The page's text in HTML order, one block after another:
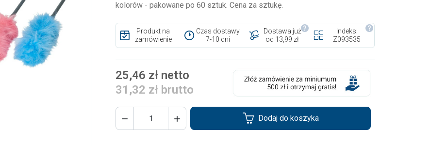
kolorów - pakowane po 60 sztuk. Cena za sztukę.
Produkt na
zamówienie
Czas dostawy
7-10 dni
Dostawa już
od 13,99 zł
Indeks:
Z093535
25,46 zł netto
31,32 zł brutto
  Dodaj do koszyka